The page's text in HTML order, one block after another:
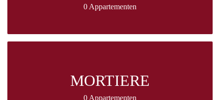
0 Appartementen
MORTIERE
0 Appartementen